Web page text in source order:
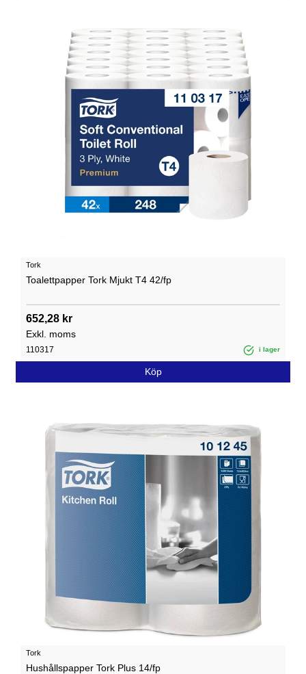
Tork
Toalettpapper Tork Mjukt T4 42/fp
652,28 kr
Exkl. moms
110317 i lager
Köp
Tork
Hushållspapper Tork Plus 14/fp